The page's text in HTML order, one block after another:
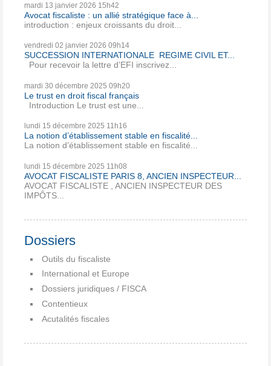
mardi 13 janvier 2026 15h42
Avocat fiscaliste : un allié stratégique face à...
introduction : enjeux croissants du droit...
vendredi 02 janvier 2026 09h14
SUCCESSION INTERNATIONALE REGIME CIVIL ET...
Pour recevoir la lettre d’EFI inscrivez...
mardi 30 décembre 2025 09h20
Le trust en droit fiscal français
Introduction Le trust est une...
lundi 15 décembre 2025 11h16
La notion d’établissement stable en fiscalité...
La notion d’établissement stable en fiscalité...
lundi 15 décembre 2025 11h08
AVOCAT FISCALISTE PARIS 8, ANCIEN INSPECTEUR...
AVOCAT FISCALISTE , ANCIEN INSPECTEUR DES
IMPÔTS...
Dossiers
Outils du fiscaliste
International et Europe
Dossiers juridiques / FISCA
Contentieux
Acutalités fiscales